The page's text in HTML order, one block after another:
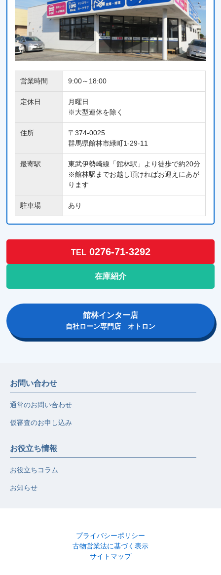
営業時間 9:00～18:00
定休日
月曜日
※大型連休を除く
住所
〒374-0025
群馬県館林市緑町1-29-11
最寄駅
東武伊勢崎線「館林駅」より徒歩で約20分
※館林駅までお越し頂ければお迎えにあが
ります
駐車場 あり
TEL0276-71-3292
在庫紹介
館林インター店
自社ローン専門店 オトロン
お問い合わせ
通常のお問い合わせ
仮審査のお申し込み
お役立ち情報
お役立ちコラム
お知らせ
プライバシーポリシー
古物営業法に基づく表示
サイトマップ